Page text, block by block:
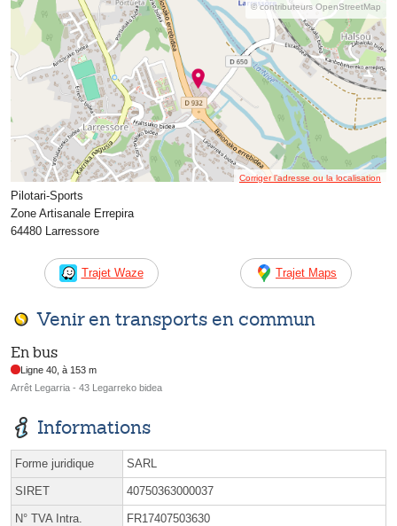
© contributeurs OpenStreetMap
Corriger l’adresse ou la localisation
Pilotari-Sports
Zone Artisanale Errepira
64480 Larressore
Trajet Waze Trajet Maps
Venir en transports en commun
En bus
Ligne 40, à 153 m
Arrêt Legarria - 43 Legarreko bidea
Informations
Forme juridique SARL
SIRET 40750363000037
N° TVA Intra. FR17407503630